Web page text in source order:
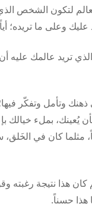
لتكون الشخص
عليك وعلى ما تريده؛
تريد عالمك عليه
وتأمل وتفكّر
يُعينك، بملء خيالك
مثلما كان في الخَلق،
كان هذا نتيجة رغبته
هذا حسناً.